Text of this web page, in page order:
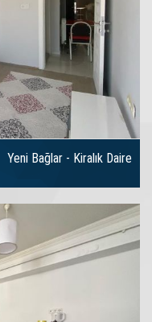
Yeni Bağlar - Kiralık Daire